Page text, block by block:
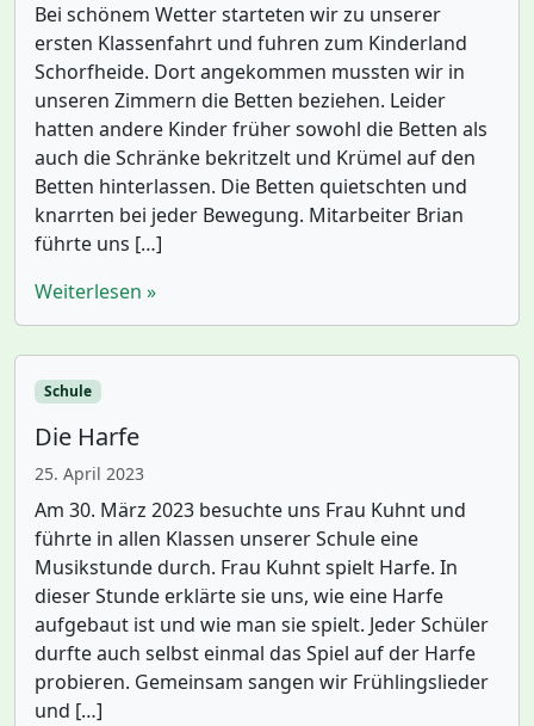
Bei schönem Wetter starteten wir zu unserer
ersten Klassenfahrt und fuhren zum Kinderland
Schorfheide. Dort angekommen mussten wir in
unseren Zimmern die Betten beziehen. Leider
hatten andere Kinder früher sowohl die Betten als
auch die Schränke bekritzelt und Krümel auf den
Betten hinterlassen. Die Betten quietschten und
knarrten bei jeder Bewegung. Mitarbeiter Brian
führte uns […]
Weiterlesen »
Schule
Die Harfe
25. April 2023
Am 30. März 2023 besuchte uns Frau Kuhnt und
führte in allen Klassen unserer Schule eine
Musikstunde durch. Frau Kuhnt spielt Harfe. In
dieser Stunde erklärte sie uns, wie eine Harfe
aufgebaut ist und wie man sie spielt. Jeder Schüler
durfte auch selbst einmal das Spiel auf der Harfe
probieren. Gemeinsam sangen wir Frühlingslieder
und […]